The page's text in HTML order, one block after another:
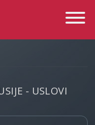
Toggle
- USLOVI